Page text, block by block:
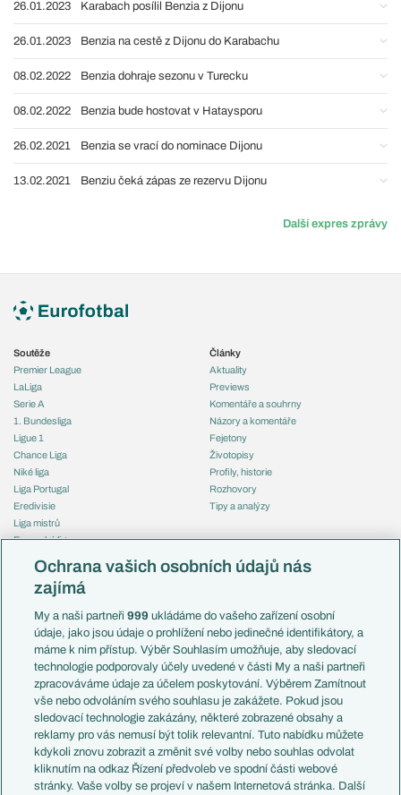
26.01.2023 Karabach posílil Benzia z Dijonu
26.01.2023 Benzia na cestě z Dijonu do Karabachu
08.02.2022 Benzia dohraje sezonu v Turecku
08.02.2022 Benzia bude hostovat v Hataysporu
26.02.2021 Benzia se vrací do nominace Dijonu
13.02.2021 Benziu čeká zápas ze rezervu Dijonu
Další expres zprávy
Soutěže
Premier League
LaLiga
Serie A
1. Bundesliga
Ligue 1
Chance Liga
Niké liga
Liga Portugal
Eredivisie
Liga mistrů
Evropská liga
Mistrovství světa
Liga národů
Témata
Představení týmů MS
EuroSkauting
PL v kostce
Evropské koeficienty
Přestupy
Přestupové spekulace
Zranění
Kluby
Články
Aktuality
Previews
Komentáře a souhrny
Názory a komentáře
Fejetony
Životopisy
Profily, historie
Rozhovory
Tipy a analýzy
Česko
Francie
Itálie
Německo
Španělsko
Argentina
Brazílie
Přestupy
Zápasy
Livescore
Ochrana vašich osobních údajů nás
zajímá
My a naši partneři999 ukládáme do vašeho zařízení osobní
údaje, jako jsou údaje o prohlížení nebo jedinečné identifikátory, a
máme k nim přístup. Výběr Souhlasím umožňuje, aby sledovací
technologie podporovaly účely uvedené v části My a naši partneři
zpracováváme údaje za účelem poskytování. Výběrem Zamítnout
vše nebo odvoláním svého souhlasu je zakážete. Pokud jsou
sledovací technologie zakázány, některé zobrazené obsahy a
reklamy pro vás nemusí být tolik relevantní. Tuto nabídku můžete
kdykoli znovu zobrazit a změnit své volby nebo souhlas odvolat
kliknutím na odkaz Řízení předvoleb ve spodní části webové
stránky. Vaše volby se projeví v našem Internetová stránka. Další